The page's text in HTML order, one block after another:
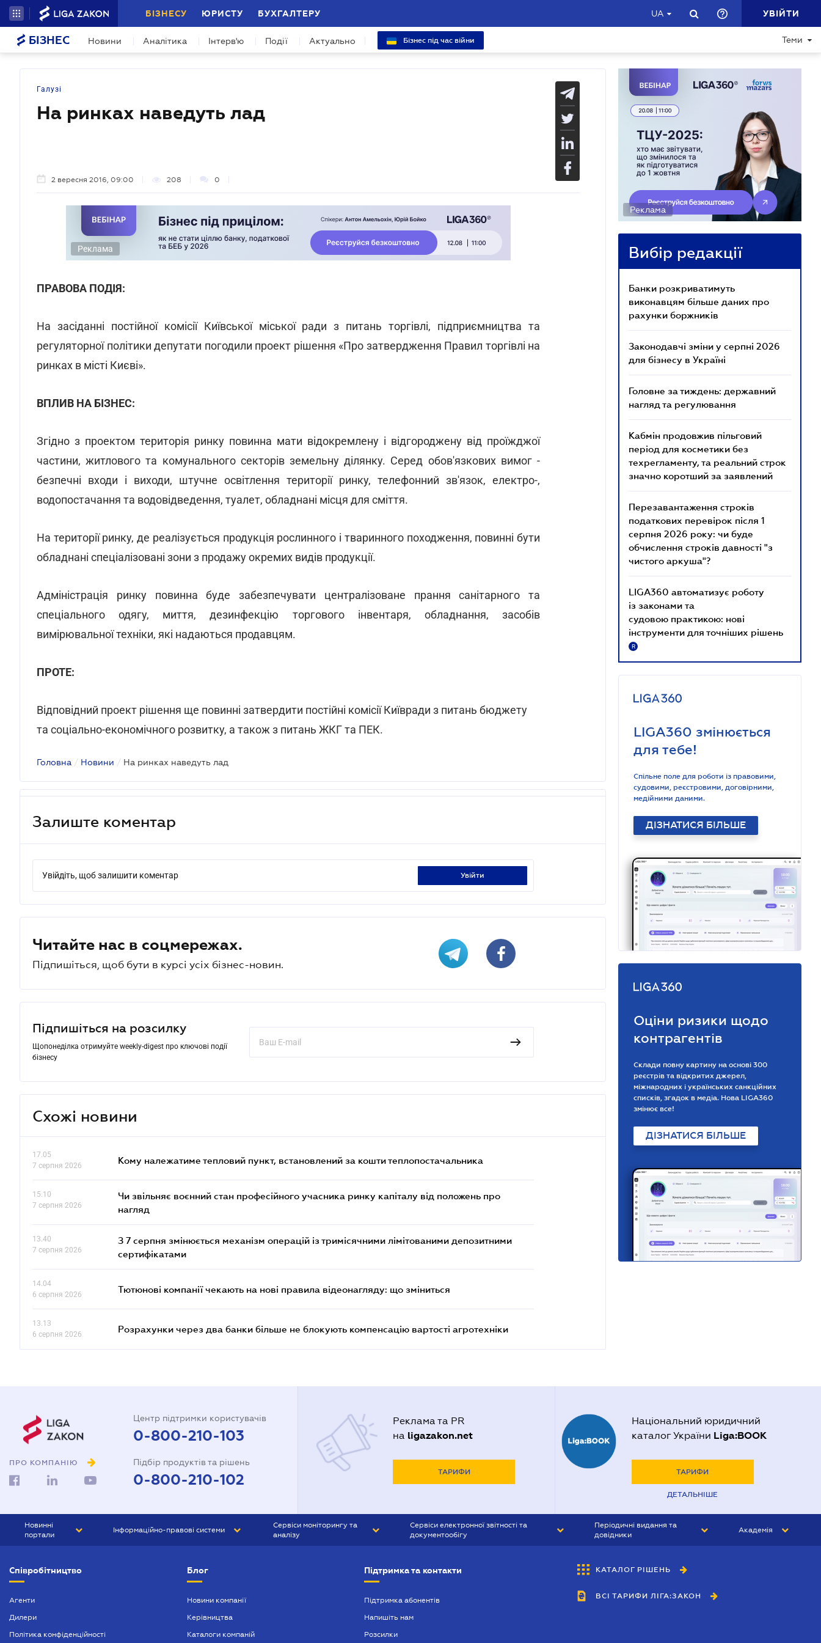
БІЗНЕСУ ЮРИСТУ БУХГАЛТЕРУ UA УВІЙТИ
БІЗНЕС Новини Аналітика Інтерв'ю Події Актуально Бізнес під час війни Теми
Галузі
На ринках наведуть лад
2 вересня 2016, 09:00 208 0
Реклама
ПРАВОВА ПОДІЯ:
На засіданні постійної комісії Київської міської ради з питань торгівлі, підприємництва та
регуляторної політики депутати погодили проект рішення «Про затвердження Правил торгівлі на
ринках в місті Києві».
ВПЛИВ НА БІЗНЕС:
Згідно з проектом територія ринку повинна мати відокремлену і відгороджену від проїжджої
частини, житлового та комунального секторів земельну ділянку. Серед обов'язкових вимог -
безпечні входи і виходи, штучне освітлення території ринку, телефонний зв'язок, електро-,
водопостачання та водовідведення, туалет, обладнані місця для сміття.
На території ринку, де реалізується продукція рослинного і тваринного походження, повинні бути
обладнані спеціалізовані зони з продажу окремих видів продукції.
Адміністрація ринку повинна буде забезпечувати централізоване прання санітарного та
спеціального одягу, миття, дезинфекцію торгового інвентаря, обладнання, засобів
вимірювальної техніки, які надаються продавцям.
ПРОТЕ:
Відповідний проект рішення ще повинні затвердити постійні комісії Київради з питань бюджету
та соціально-економічного розвитку, а також з питань ЖКГ та ПЕК.
Головна / Новини / На ринках наведуть лад
Залиште коментар
Увійдіть, щоб залишити коментар увійти
Читайте нас в соцмережах.
Підпишіться, щоб бути в курсі усіх бізнес-новин.
Підпишіться на розсилку
Щопонеділка отримуйте weekly-digest про ключові події
бізнесу
Схожі новини
17.05
7 серпня 2026
Кому належатиме тепловий пункт, встановлений за кошти теплопостачальника
15.10
7 серпня 2026
Чи звільняє воєнний стан професійного учасника ринку капіталу від положень про
нагляд
13.40
7 серпня 2026
З 7 серпня змінюється механізм операцій із тримісячними лімітованими депозитними
сертифікатами
14.04
6 серпня 2026
Тютюнові компанії чекають на нові правила відеонагляду: що зміниться
13.13
6 серпня 2026
Розрахунки через два банки більше не блокують компенсацію вартості агротехніки
Реклама
Вибір редакції
Банки розкриватимуть
виконавцям більше даних про
рахунки боржників
Законодавчі зміни у серпні 2026
для бізнесу в Україні
Головне за тиждень: державний
нагляд та регулювання
Кабмін продовжив пільговий
період для косметики без
техрегламенту, та реальний строк
значно коротший за заявлений
Перезавантаження строків
податкових перевірок після 1
серпня 2026 року: чи буде
обчислення строків давності "з
чистого аркуша"?
LIGA360 автоматизує роботу
із законами та
судовою практикою: нові
інструменти для точніших рішень
R
LIGA360 змінюється
для тебе!
Спільне поле для роботи із правовими,
судовими, реєстровими, договірними,
медійними даними.
ДІЗНАТИСЯ БІЛЬШЕ
Оціни ризики щодо
контрагентів
Склади повну картину на основі 300
реєстрів та відкритих джерел,
міжнародних і українських санкційних
списків, згадок в медіа. Нова LIGA360
змінює все!
ДІЗНАТИСЯ БІЛЬШЕ
ПРО КОМПАНІЮ
Центр підтримки користувачів
0-800-210-103
Підбір продуктів та рішень
0-800-210-102
Реклама та PR
на ligazakon.net
ТАРИФИ
Національний юридичний
каталог України Liga:BOOK
ТАРИФИ
ДЕТАЛЬНІШЕ
Новинні
портали
БІЗНЕС
Інформаційно-правові системи
БУХГАЛТЕР ПРОФ
Сервіси моніторингу та
аналізу
Сервіси електронної звітності та
документообігу
Періодичні видання та
довідники
БУХГАЛТЕР&ЗАКОН
ВІСНИК МСФЗ
Академія
Співробітництво
Агенти
Дилери
Політика конфіденційності
Блог
Новини компанії
Керівництва
Каталоги компаній
Підтримка та контакти
Підтримка абонентів
Напишіть нам
Розсилки
КАТАЛОГ РІШЕНЬ
ВСІ ТАРИФИ ЛІГА:ЗАКОН